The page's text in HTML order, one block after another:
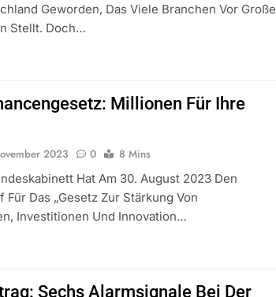
Geworden, Das Viele Branchen Vor Große
Stellt. Doch…
Millionen Für Ihre
2023 0
8 Mins
Hat Am 30. August 2023 Den
Das „Gesetz Zur Stärkung Von
Investitionen Und Innovation…
Sechs Alarmsignale Bei Der